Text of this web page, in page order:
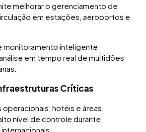
melhorar o gerenciamento de
em estações, aeroportos e
monitoramento inteligente
em tempo real de multidões
Críticas
hotéis e áreas
nível de controle durante